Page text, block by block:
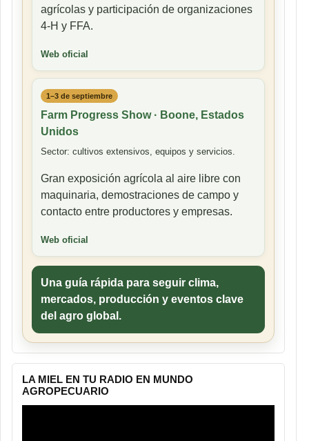
agrícolas y participación de organizaciones
4-H y FFA.
Web oficial
1–3 de septiembre
Farm Progress Show · Boone, Estados
Unidos
Sector: cultivos extensivos, equipos y servicios.
Gran exposición agrícola al aire libre con
maquinaria, demostraciones de campo y
contacto entre productores y empresas.
Web oficial
Una guía rápida para seguir clima,
mercados, producción y eventos clave
del agro global.
LA MIEL EN TU RADIO EN MUNDO
AGROPECUARIO